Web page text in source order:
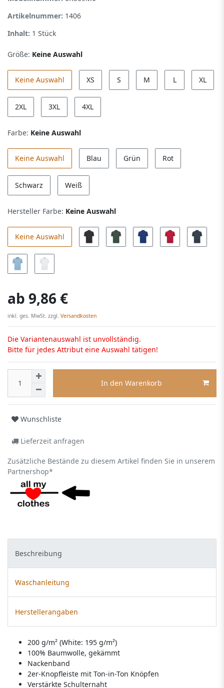
Artikelnummer: 1406
Inhalt: 1 Stück
Größe: Keine Auswahl
Keine Auswahl XS S M L XL
2XL 3XL 4XL
Farbe: Keine Auswahl
Keine Auswahl Blau Grün Rot
Schwarz Weiß
Hersteller Farbe: Keine Auswahl
Keine Auswahl
ab 9,86 €
inkl. ges. MwSt. zzgl. Versandkosten
Die Variantenauswahl ist unvollständig.
Bitte für jedes Attribut eine Auswahl tätigen!
In den Warenkorb
Wunschliste
Lieferzeit anfragen
Zusätzliche Bestände zu diesem Artikel finden Sie in unserem
Partnershop*
Beschreibung
Waschanleitung
Herstellerangaben
200 g/m² (White: 195 g/m²)
100% Baumwolle, gekämmt
Nackenband
2er-Knopfleiste mit Ton-in-Ton Knöpfen
Verstärkte Schulternaht